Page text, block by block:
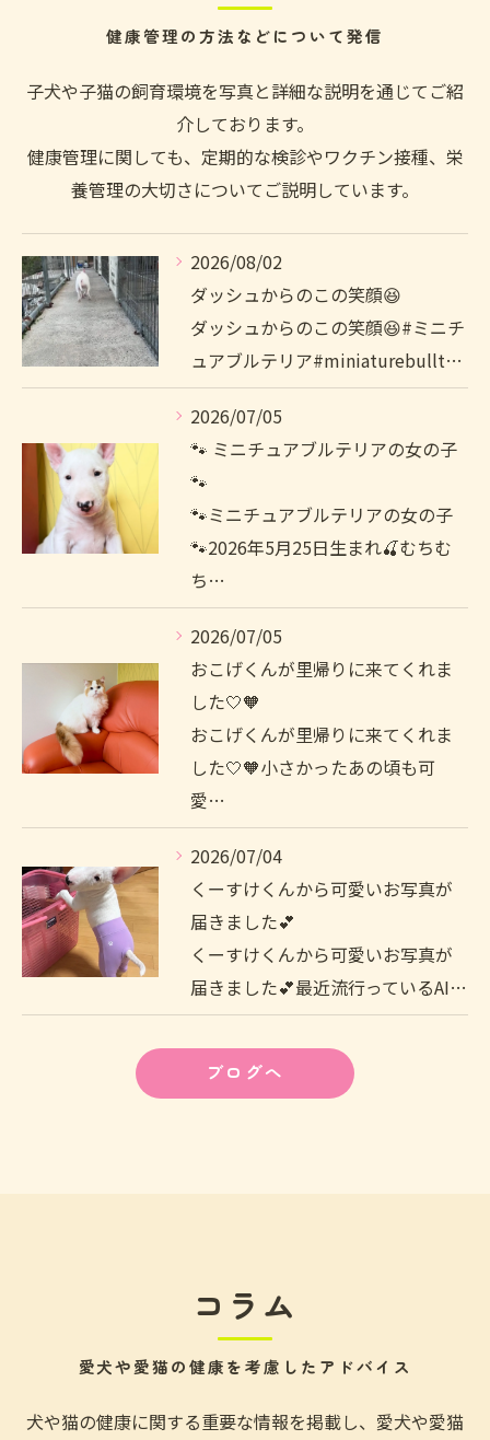
健康管理の方法などについて発信
子犬や子猫の飼育環境を写真と詳細な説明を通じてご紹
介しております。
健康管理に関しても、定期的な検診やワクチン接種、栄
養管理の大切さについてご説明しています。
2026/08/02
ダッシュからのこの笑顔😆
ダッシュからのこの笑顔😆#ミニチ
ュアブルテリア#miniaturebullt…
2026/07/05
🐾 ミニチュアブルテリアの女の子
🐾
🐾ミニチュアブルテリアの女の子
🐾2026年5月25日生まれ🍒むちむ
ち…
2026/07/05
おこげくんが里帰りに来てくれま
した🤍🧡
おこげくんが里帰りに来てくれま
した🤍🧡小さかったあの頃も可
愛…
2026/07/04
くーすけくんから可愛いお写真が
届きました💕
くーすけくんから可愛いお写真が
届きました💕最近流行っているAI…
ブログへ
愛犬や愛猫の健康を考慮したアドバイス
コラム
犬や猫の健康に関する重要な情報を掲載し、愛犬や愛猫